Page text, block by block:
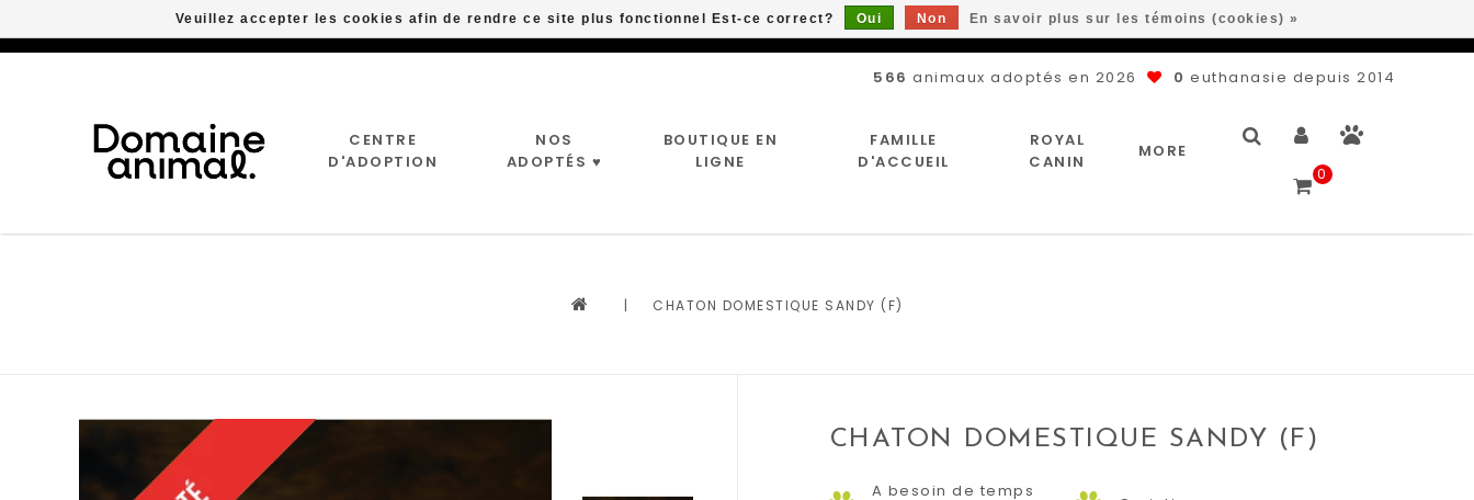
566 animaux adoptés en 2026 0 euthanasie depuis 2014
CENTRE
D'ADOPTION
NOS
ADOPTÉS ♥
BOUTIQUE EN
LIGNE
FAMILLE
D'ACCUEIL
ROYAL
CANIN
MORE
0
| CHATON DOMESTIQUE SANDY (F)
CHATON DOMESTIQUE SANDY (F)
A besoin de temps
Veuillez accepter les cookies afin de rendre ce site plus fonctionnel Est-ce correct? Oui Non En savoir plus sur les témoins (cookies) »
Livraison gratuite à partir de 89$*